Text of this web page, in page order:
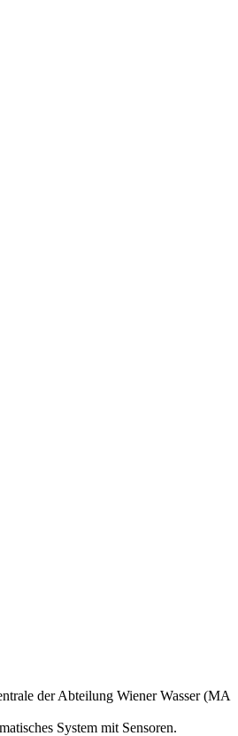
der Abteilung Wiener Wasser (MA
System mit Sensoren.